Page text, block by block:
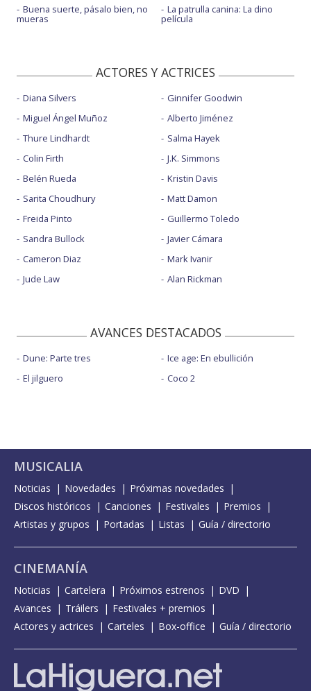
Buena suerte, pásalo bien, no
mueras
La patrulla canina: La dino
película
ACTORES Y ACTRICES
Diana Silvers
Miguel Ángel Muñoz
Thure Lindhardt
Colin Firth
Belén Rueda
Sarita Choudhury
Freida Pinto
Sandra Bullock
Cameron Diaz
Jude Law
Ginnifer Goodwin
Alberto Jiménez
Salma Hayek
J.K. Simmons
Kristin Davis
Matt Damon
Guillermo Toledo
Javier Cámara
Mark Ivanir
Alan Rickman
AVANCES DESTACADOS
Dune: Parte tres
El jilguero
Ice age: En ebullición
Coco 2
MUSICALIA
Noticias Novedades
Próximas novedades
Discos históricos
Canciones Festivales
Premios
Artistas y grupos
Portadas Listas Guía / directorio
CINEMANÍA
Noticias Cartelera Próximos estrenos
DVD
Avances
Tráilers
Festivales + premios
Actores y actrices
Carteles Box-office Guía / directorio